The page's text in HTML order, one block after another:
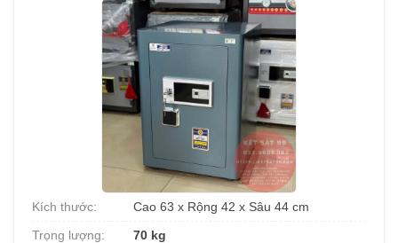
Kích thước:
Cao 63 x Rộng 42 x Sâu 44 cm
Trọng lượng:
70 kg